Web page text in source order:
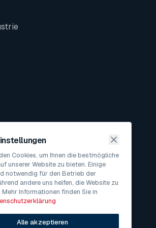
Cookies, um Ihnen die bestmögliche
unserer Website zu bieten. Einige
notwendig für den Betrieb der
andere uns helfen, die Website zu
Informationen finden Sie in
Alle akzeptieren